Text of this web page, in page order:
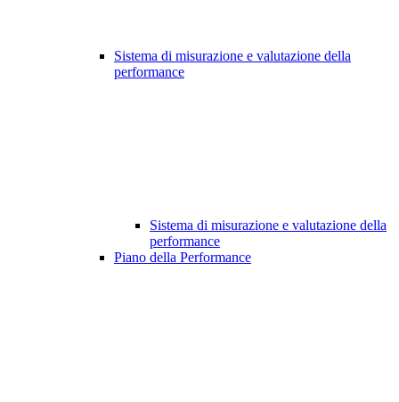
Sistema di misurazione e valutazione della
performance
Sistema di misurazione e valutazione della
performance
Piano della Performance